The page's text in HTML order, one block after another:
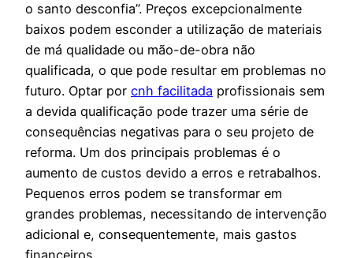
o santo desconfia”. Preços excepcionalmente
baixos podem esconder a utilização de materiais
de má qualidade ou mão-de-obra não
qualificada, o que pode resultar em problemas no
futuro. Optar por cnh facilitada profissionais sem
a devida qualificação pode trazer uma série de
consequências negativas para o seu projeto de
reforma. Um dos principais problemas é o
aumento de custos devido a erros e retrabalhos.
Pequenos erros podem se transformar em
grandes problemas, necessitando de intervenção
adicional e, consequentemente, mais gastos